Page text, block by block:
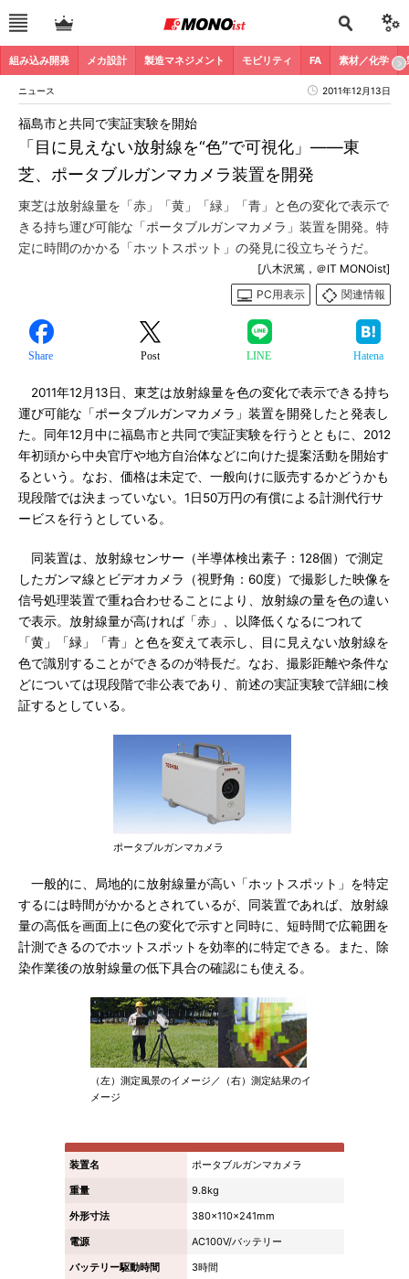
組み込み開発 メカ設計 製造マネジメント モビリティ FA 素材／化学
ニュース 2011年12月13日
「目に見えない放射線を“色”で可視化」――東
芝、ポータブルガンマカメラ装置を開発
福島市と共同で実証実験を開始
東芝は放射線量を「赤」「黄」「緑」「青」と色の変化で表示で
きる持ち運び可能な「ポータブルガンマカメラ」装置を開発。特
定に時間のかかる「ホットスポット」の発見に役立ちそうだ。
[八木沢篤，＠IT MONOist]
PC用表示
関連情報
Share Post LINE Hatena
2011年12月13日、東芝は放射線量を色の変化で表示できる持ち
運び可能な「ポータブルガンマカメラ」装置を開発したと発表し
た。同年12月中に福島市と共同で実証実験を行うとともに、2012
年初頭から中央官庁や地方自治体などに向けた提案活動を開始す
るという。なお、価格は未定で、一般向けに販売するかどうかも
現段階では決まっていない。1日50万円の有償による計測代行サ
ービスを行うとしている。
同装置は、放射線センサー（半導体検出素子：128個）で測定
したガンマ線とビデオカメラ（視野角：60度）で撮影した映像を
信号処理装置で重ね合わせることにより、放射線の量を色の違い
で表示。放射線量が高ければ「赤」、以降低くなるにつれて
「黄」「緑」「青」と色を変えて表示し、目に見えない放射線を
色で識別することができるのが特長だ。なお、撮影距離や条件な
どについては現段階で非公表であり、前述の実証実験で詳細に検
証するとしている。
ポータブルガンマカメラ
一般的に、局地的に放射線量が高い「ホットスポット」を特定
するには時間がかかるとされているが、同装置であれば、放射線
量の高低を画面上に色の変化で示すと同時に、短時間で広範囲を
計測できるのでホットスポットを効率的に特定できる。また、除
染作業後の放射線量の低下具合の確認にも使える。
（左）測定風景のイメージ／（右）測定結果のイ
メージ
装置名
ポータブルガンマカメラ
重量
9.8kg
外形寸法
380×110×241mm
電源
AC100V/バッテリー
バッテリー駆動時間
3時間